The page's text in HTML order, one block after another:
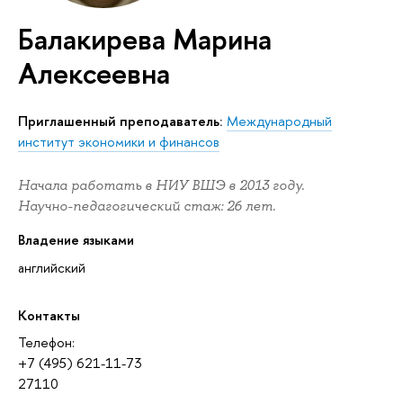
Балакирева Марина
Алексеевна
Приглашенный преподаватель: Международный
институт экономики и финансов
Начала работать в НИУ ВШЭ в 2013 году.
Научно-педагогический стаж: 26 лет.
Владение языками
английский
Контакты
Телефон:
+7 (495) 621-11-73
27110